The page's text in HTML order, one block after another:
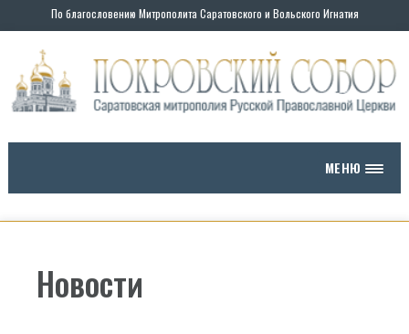
По благословению Митрополита Саратовского и Вольского Игнатия
content
МЕНЮ
Новости